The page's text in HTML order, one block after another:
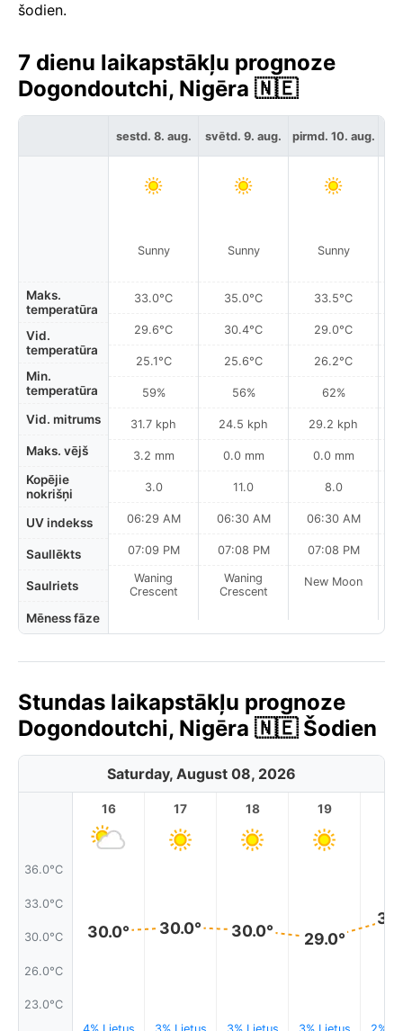
šodien.
7 dienu laikapstākļu prognoze
Dogondoutchi, Nigēra 🇳🇪
Maks.
temperatūra
Vid.
temperatūra
Min.
temperatūra
Vid. mitrums
Maks. vējš
Kopējie
nokrišņi
UV indekss
Saullēkts
Saulriets
Mēness fāze
sestd. 8. aug.
Sunny
33.0°C
29.6°C
25.1°C
59%
31.7 kph
3.2 mm
3.0
06:29 AM
07:09 PM
Waning
Crescent
svētd. 9. aug.
Sunny
35.0°C
30.4°C
25.6°C
56%
24.5 kph
0.0 mm
11.0
06:30 AM
07:08 PM
Waning
Crescent
pirmd. 10. aug.
Sunny
33.5°C
29.0°C
26.2°C
62%
29.2 kph
0.0 mm
8.0
06:30 AM
07:08 PM
New Moon
Stundas laikapstākļu prognoze
Dogondoutchi, Nigēra 🇳🇪 Šodien
Saturday, August 08, 2026
36.0°C
33.0°C
30.0°C
26.0°C
23.0°C
16
30.0°
17
30.0°
18
30.0°
19
29.0°